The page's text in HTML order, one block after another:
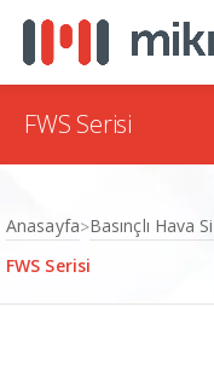
FWS Serisi
Anasayfa>
FWS Serisi